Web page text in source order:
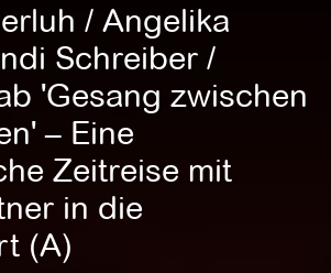
/ Angelika
Schreiber /
'Gesang zwischen
– Eine
Zeitreise mit
in die
(A)